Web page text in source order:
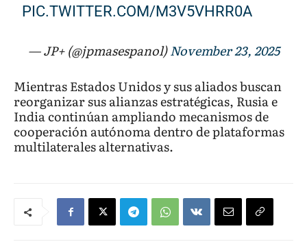
PIC.TWITTER.COM/M3V5VHRR0A
— JP+ (@jpmasespanol)November 23, 2025
Mientras Estados Unidos y sus aliados buscan
reorganizar sus alianzas estratégicas, Rusia e
India continúan ampliando mecanismos de
cooperación autónoma dentro de plataformas
multilaterales alternativas.